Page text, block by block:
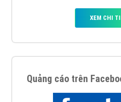
XEM CHI
Quảng cáo trên